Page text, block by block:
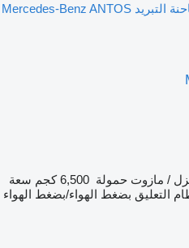
شاحنة التبريد Mercedes-Benz ANTOS
/ مازوت حمولة 6,500 كجم
سعة
التعليق بضغط الهواء/بضغط الهواء